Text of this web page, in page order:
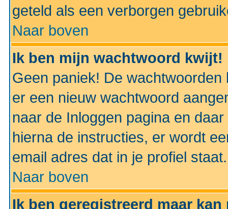
geteld als een verborgen
Naar boven
Ik ben mijn wachtwoord kwijt!
Geen paniek! De
er een nieuw wachtwoord
naar de Inloggen pagina en
hierna de instructies, er wordt
email adres dat in je profiel staat.
Naar boven
Ik ben geregistreerd maar